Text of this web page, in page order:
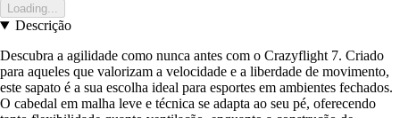
Loading...
Descrição
Descubra a agilidade como nunca antes com o Crazyflight 7. Criado
para aqueles que valorizam a velocidade e a liberdade de movimento,
este sapato é a sua escolha ideal para esportes em ambientes fechados.
O cabedal em malha leve e técnica se adapta ao seu pé, oferecendo